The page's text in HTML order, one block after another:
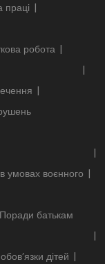
робота
умовах воєнного
Поради батькам
дітей